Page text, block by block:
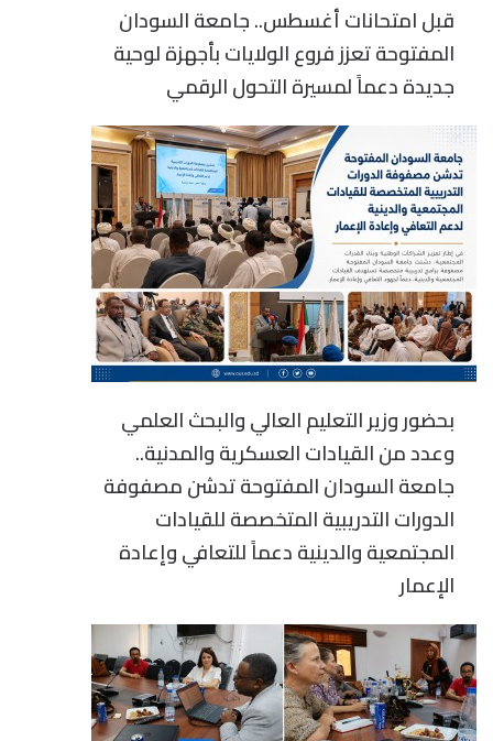
قبل امتحانات أغسطس.. جامعة السودان
المفتوحة تعزز فروع الولايات بأجهزة لوحية
جديدة دعماً لمسيرة التحول الرقمي
بحضور وزير التعليم العالي والبحث العلمي
وعدد من القيادات العسكرية والمدنية..
جامعة السودان المفتوحة تدشن مصفوفة
الدورات التدريبية المتخصصة للقيادات
المجتمعية والدينية دعماً للتعافي وإعادة
الإعمار